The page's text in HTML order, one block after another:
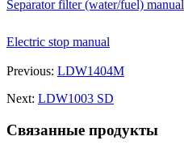
Separator filter (water/fuel) manual
Electric stop manual
Previous: LDW1404M
Next: LDW1003 SD
Связанные продукты